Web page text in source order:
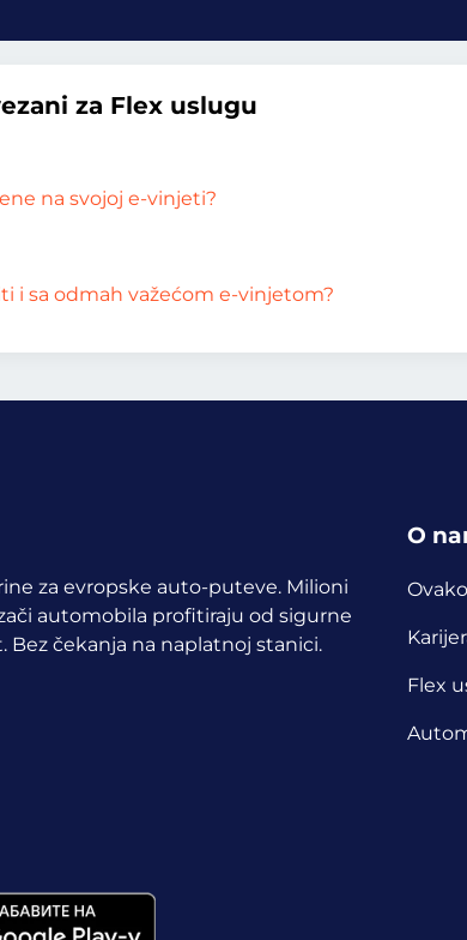
za Flex uslugu
na svojoj e-vinjeti?
i sa odmah važećom e-vinjetom?
za evropske auto-puteve. Milioni
automobila profitiraju od sigurne
čekanja na naplatnoj stanici.
O
Flex